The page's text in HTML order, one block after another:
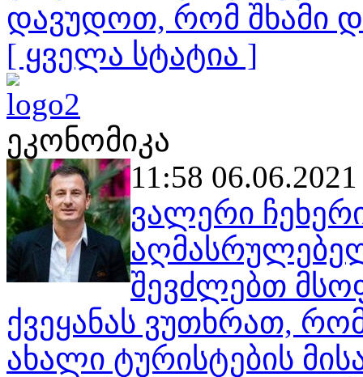
დავუდოთ, რომ შხამი
[ ყველა სტატია ]
ეკონომიკა
11:58 06.06.2021
ვალერი
შევძლებთ
ქვეყანას ვუთხრათ,
ახალი ტურისტების